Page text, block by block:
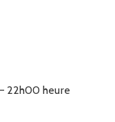
22h00 heure